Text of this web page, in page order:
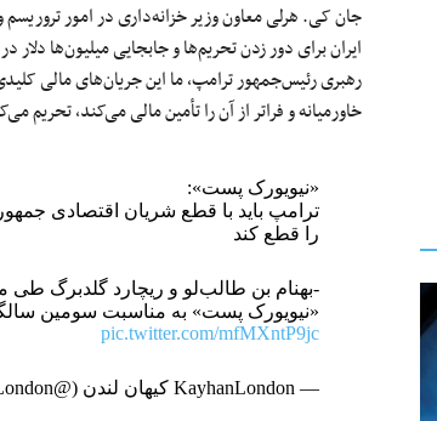
جان کی. هرلی معاون وزیر خزانه‌داری در امور
ایران برای دور زدن تحریم‌ها و جابجایی میلیون‌ها
رهبری رئیس‌جمهور ترامپ، ما این جریان‌های مالی
خاورمیانه و فراتر از آن را تأمین مالی می‌کند، تحریم
«نیویورک پست»:
ترامپ باید با قطع شریان اقتصادی
را قطع کند
«نیویورک پست» به مناسبت سومین
pic.twitter.com/mfMXntP9jc
— KayhanLondon کیهان لندن (@KayhanLondon)